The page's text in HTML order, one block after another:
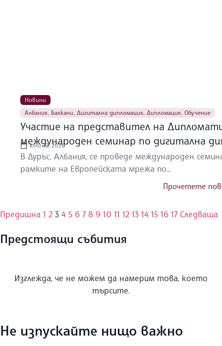
Новини
Албания, Балкани, Дигитална дипломация, Дипломация, Обучение
Участие на представител на
международен семинар по дигитална
юни 12, 2026
В Дуръс, Албания, се проведе международен
рамките на Европейската мрежа по...
Прочетете
Предишна 1 2 3 4 5 6 7 8 9 10 11 12 13 14 15 16 17 Следваща
Предстоящи събития
Изглежда, че не можем да намерим това, което
търсите.
Не изпускайте нищо важно